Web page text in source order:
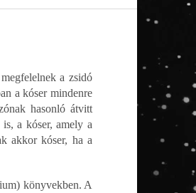
a zsidó
hasonló átvitt
a kóser, amely a
akkor kóser, ha a
könyvekben. A